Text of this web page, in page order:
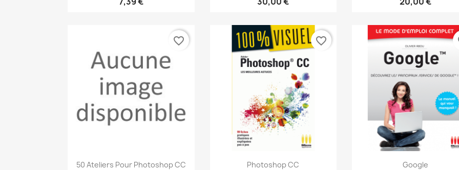
Aperçu rapide
50 Ateliers Pour Photoshop CC
favorite_border
Aperçu rapide
Photoshop CC
favorite_border
Aperçu rapide
Google